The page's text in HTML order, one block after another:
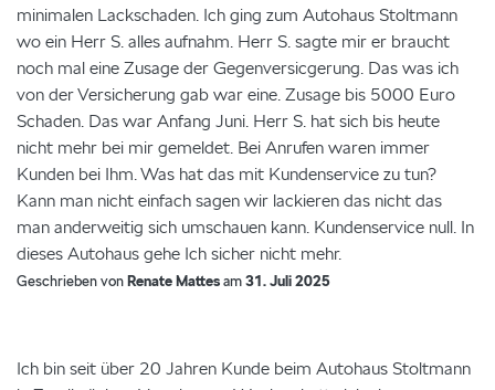
minimalen Lackschaden. Ich ging zum Autohaus Stoltmann
wo ein Herr S. alles aufnahm. Herr S. sagte mir er braucht
noch mal eine Zusage der Gegenversicgerung. Das was ich
von der Versicherung gab war eine. Zusage bis 5000 Euro
Schaden. Das war Anfang Juni. Herr S. hat sich bis heute
nicht mehr bei mir gemeldet. Bei Anrufen waren immer
Kunden bei Ihm. Was hat das mit Kundenservice zu tun?
Kann man nicht einfach sagen wir lackieren das nicht das
man anderweitig sich umschauen kann. Kundenservice null. In
dieses Autohaus gehe Ich sicher nicht mehr.
Geschrieben vonRenate Mattesam31. Juli 2025
Ich bin seit über 20 Jahren Kunde beim Autohaus Stoltmann